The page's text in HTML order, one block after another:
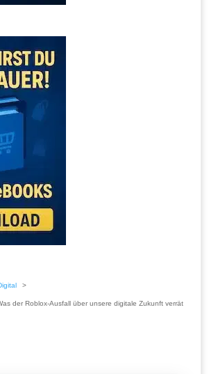
der Roblox-Ausfall über unsere digitale Zukunft verrät